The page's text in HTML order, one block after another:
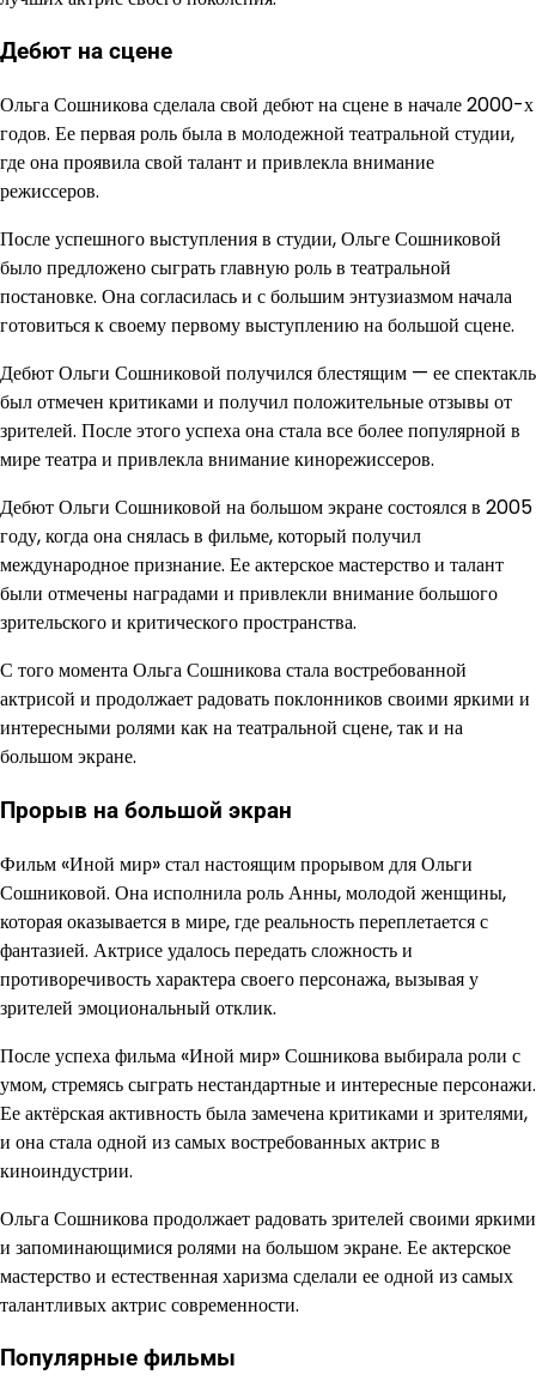
Дебют на сцене
Ольга Сошникова сделала свой дебют на сцене в начале 2000-х
годов. Ее первая роль была в молодежной театральной студии,
где она проявила свой талант и привлекла внимание
режиссеров.
После успешного выступления в студии, Ольге Сошниковой
было предложено сыграть главную роль в театральной
постановке. Она согласилась и с большим энтузиазмом начала
готовиться к своему первому выступлению на большой сцене.
Дебют Ольги Сошниковой получился блестящим — ее спектакль
был отмечен критиками и получил положительные отзывы от
зрителей. После этого успеха она стала все более популярной в
мире театра и привлекла внимание кинорежиссеров.
Дебют Ольги Сошниковой на большом экране состоялся в 2005
году, когда она снялась в фильме, который получил
международное признание. Ее актерское мастерство и талант
были отмечены наградами и привлекли внимание большого
зрительского и критического пространства.
С того момента Ольга Сошникова стала востребованной
актрисой и продолжает радовать поклонников своими яркими и
интересными ролями как на театральной сцене, так и на
большом экране.
Прорыв на большой экран
Фильм «Иной мир» стал настоящим прорывом для Ольги
Сошниковой. Она исполнила роль Анны, молодой женщины,
которая оказывается в мире, где реальность переплетается с
фантазией. Актрисе удалось передать сложность и
противоречивость характера своего персонажа, вызывая у
зрителей эмоциональный отклик.
После успеха фильма «Иной мир» Сошникова выбирала роли с
умом, стремясь сыграть нестандартные и интересные персонажи.
Ее актёрская активность была замечена критиками и зрителями,
и она стала одной из самых востребованных актрис в
киноиндустрии.
Ольга Сошникова продолжает радовать зрителей своими яркими
и запоминающимися ролями на большом экране. Ее актерское
мастерство и естественная харизма сделали ее одной из самых
талантливых актрис современности.
Популярные фильмы